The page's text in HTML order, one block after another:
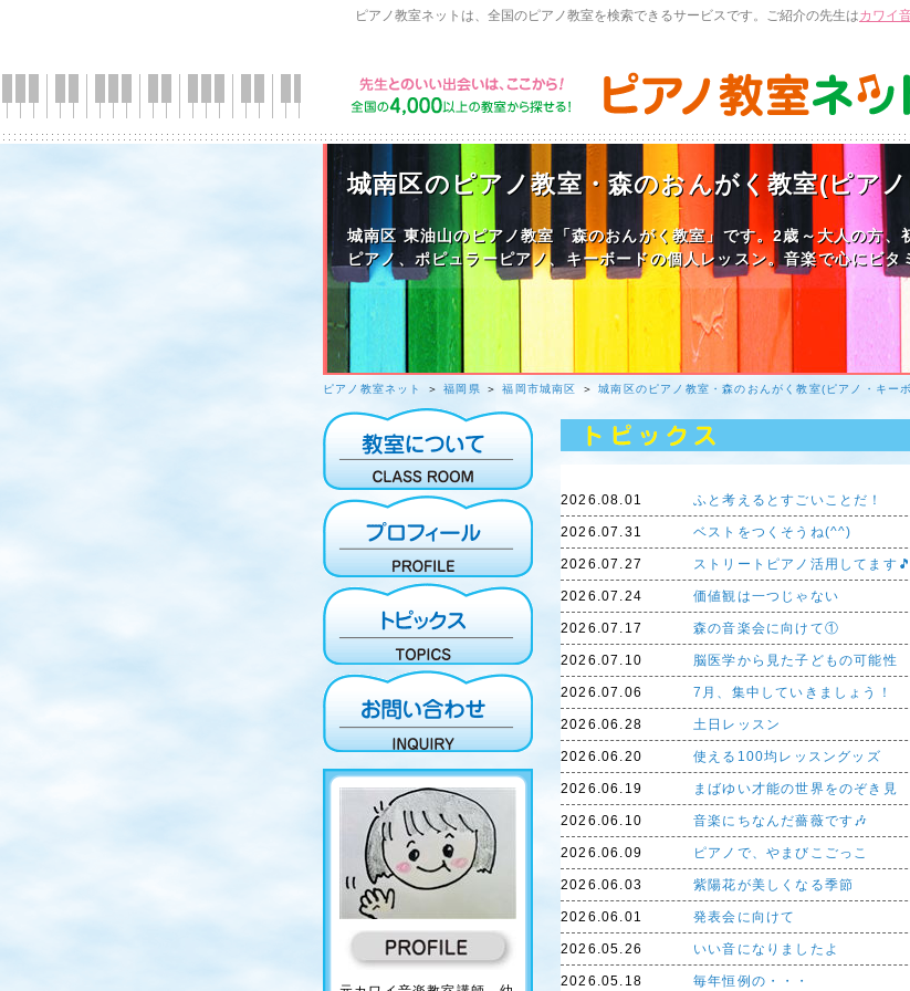
ピアノ教室ネットは、全国のピアノ教室を検索できるサービスです。ご紹介の先生はカワイ
城南区のピアノ教室・森のおんがく教室(ピア
城南区 東油山のピアノ教室「森のおんがく教室」です。2歳～大人の方、
ピアノ、ポピュラーピアノ、キーボードの個人レッスン。音楽で心にビ
ピアノ教室ネット ＞福岡県 ＞福岡市城南区 ＞城南区のピアノ教室・森のおんがく教室(ピアノ・キー
2026.08.01
ふと考えるとすごいことだ！
2026.07.31 ベストをつくそうね(^^)
2026.07.27 ストリートピアノ活用してます🎵
2026.07.24 価値観は一つじゃない
2026.07.17 森の音楽会に向けて①
2026.07.10 脳医学から見た子どもの可能性
2026.07.06 7月、集中していきましょう！
2026.06.28 土日レッスン
2026.06.20 使える100均レッスングッズ
2026.06.19 まばゆい才能の世界をのぞき見
2026.06.10 音楽にちなんだ薔薇です🎶
2026.06.09 ピアノで、やまびこごっこ
2026.06.03 紫陽花が美しくなる季節
2026.06.01 発表会に向けて
2026.05.26 いい音になりましたよ
2026.05.18 毎年恒例の・・・